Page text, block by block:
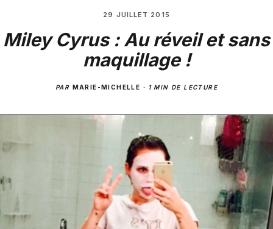
29 JUILLET 2015
Miley Cyrus : Au réveil et sans
maquillage !
PAR MARIE-MICHELLE · 1 MIN DE LECTURE